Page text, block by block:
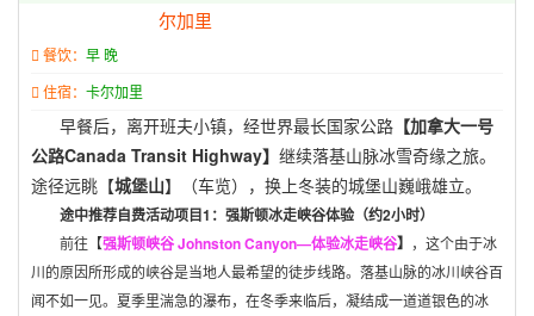
尔加里
餐饮： 早 晚
住宿： 卡尔加里
早餐后，离开班夫小镇，经世界最长国家公路 【加拿大一号
公路Canada Transit Highway】 继续落基山脉冰雪奇缘之旅。
途径远眺【城堡山】（车览），换上冬装的城堡山巍峨雄立。
途中推荐自费活动项目1 ：强斯顿冰走峡谷体验（约2小时）
前往【强斯顿峡谷Johnston Canyon—体验冰走峡谷】 ，这个由于冰
川的原因所形成的峡谷是当地人最希望的徒步线路。落基山脉的冰川峡谷百
闻不如一见。夏季里湍急的瀑布，在冬季来临后，凝结成一道道银色的冰